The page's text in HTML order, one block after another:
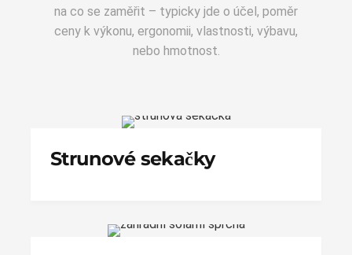
na co se zaměřit – typicky jde o účel, poměr
ceny k výkonu, ergonomii, vlastnosti, výbavu,
nebo hmotnost.
Strunové sekačky